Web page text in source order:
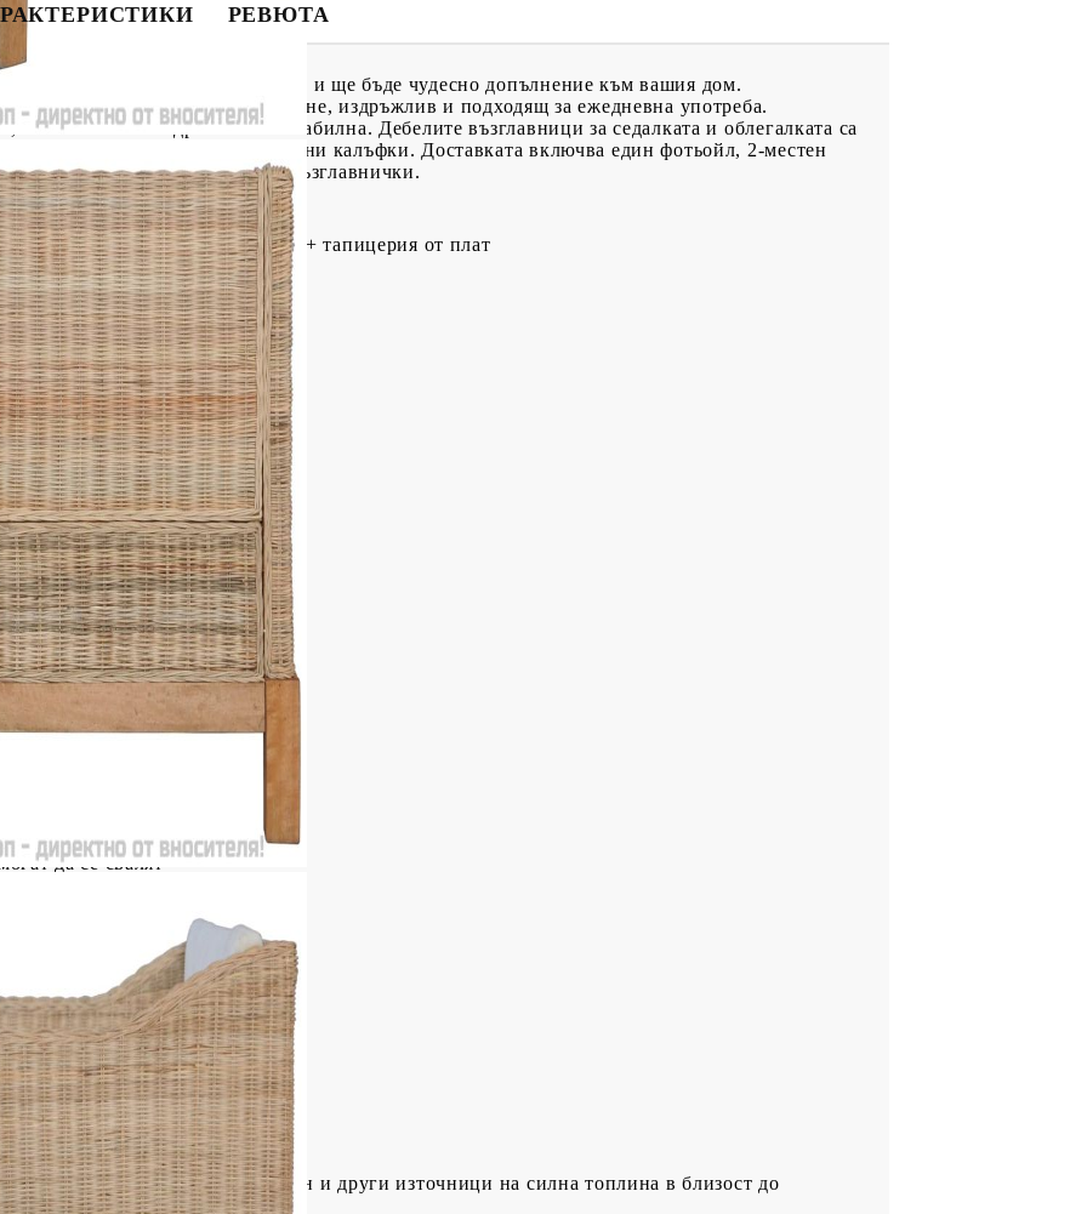
РЕВЮТА
стил и функционалност и ще бъде чудесно допълнение към вашия дом.
комплектът е лесен за почистване, издръжлив и подходящ за ежедневна употреба.
която е много издръжлива и стабилна. Дебелите възглавници за седалката и облегалката са
на техните подвижни калъфки. Доставката включва един фотьойл, 2-местен
възглавници за облягане и 2 възглавнички.
рамка от мангово дърво + тапицерия от плат
Д x В)
(без възглавница): 36 см
земята: 61 см
x Д x В)
(без възглавница): 36 см
земята: 61 см
да се свалят
80%
се с риска от открит огън и други източници на силна топлина в близост до